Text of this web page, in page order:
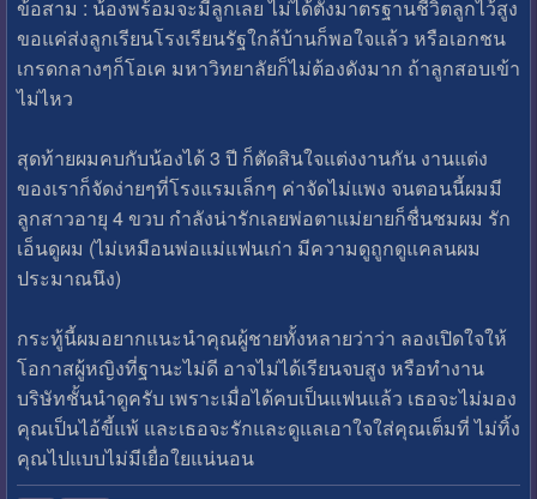
ข้อสาม : น้องพร้อมจะมีลูกเลย ไม่ได้ตั้งมาตรฐานชีวิตลูกไว้สูง
ขอแค่ส่งลูกเรียนโรงเรียนรัฐใกล้บ้านก็พอใจแล้ว หรือเอกชน
เกรดกลางๆก็โอเค มหาวิทยาลัยก็ไม่ต้องดังมาก ถ้าลูกสอบเข้า
ไม่ไหว
สุดท้ายผมคบกับน้องได้ 3 ปี ก็ตัดสินใจแต่งงานกัน งานแต่ง
ของเราก็จัดง่ายๆที่โรงแรมเล็กๆ ค่าจัดไม่แพง จนตอนนี้ผมมี
ลูกสาวอายุ 4 ขวบ กำลังน่ารักเลยพ่อตาแม่ยายก็ชื่นชมผม รัก
เอ็นดูผม (ไม่เหมือนพ่อแม่แฟนเก่า มีความดูถูกดูแคลนผม
ประมาณนึง)
กระทู้นี้ผมอยากแนะนำคุณผู้ชายทั้งหลายว่าว่า ลองเปิดใจให้
โอกาสผู้หญิงที่ฐานะไม่ดี อาจไม่ได้เรียนจบสูง หรือทำงาน
บริษัทชั้นนำดูครับ เพราะเมื่อได้คบเป็นแฟนแล้ว เธอจะไม่มอง
คุณเป็นไอ้ขี้แพ้ และเธอจะรักและดูแลเอาใจใส่คุณเต็มที่ ไม่ทิ้ง
คุณไปแบบไม่มีเยื่อใยแน่นอน